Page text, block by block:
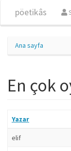
pöetikâs
Ana sayfa
En çok
Yazar
elif